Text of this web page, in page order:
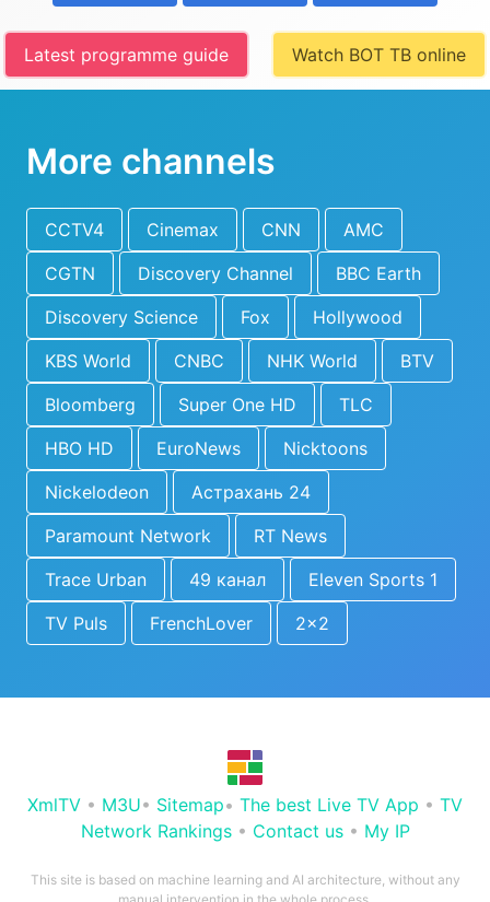
Latest programme guide Watch ВОТ ТВ online
More channels
CCTV4 Cinemax CNN
AMC
CGTN
Discovery Channel
BBC Earth
Discovery Science
Fox
Hollywood
KBS World
CNBC NHK World
BTV
Bloomberg
Super One HD
TLC
HBO HD
EuroNews
Nicktoons
Nickelodeon
Астрахань 24
Paramount Network
RT News
Trace Urban
49 канал
Eleven Sports 1
TV Puls
FrenchLover 2x2
XmlTV • M3U• Sitemap• The best Live TV App • TV
Network Rankings• Contact us• My IP
This site is based on machine learning and AI architecture, without any